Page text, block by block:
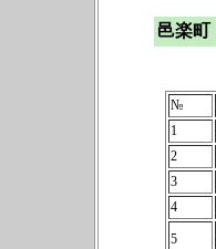
邑楽町
№
1
2
3
4
5